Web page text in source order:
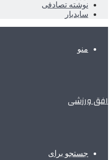
نوشته تصادفی
سایدبار
منو
افق ورزشی
جستجو برای